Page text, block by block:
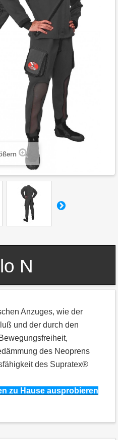
N
Anzuges, wie der
und der durch den
des Neoprens
des Supratex®
zu Hause ausprobieren